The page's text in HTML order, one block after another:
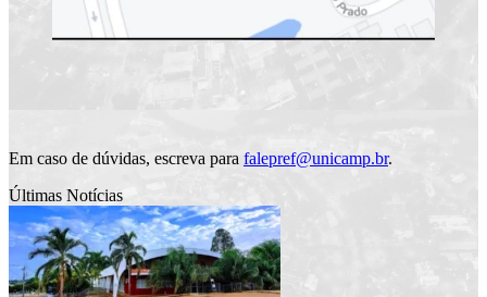
Em caso de dúvidas, escreva para falepref@unicamp.br.
Últimas Notícias